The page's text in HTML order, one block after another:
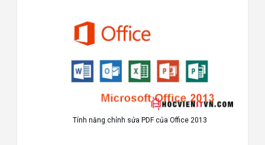
Tính năng chỉnh sửa PDF của Office 2013